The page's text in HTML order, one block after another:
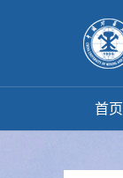
首页